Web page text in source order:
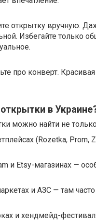
открытку вручную.
Избегайте только
про конверт.
в
можно найти не
(Rozetka, Prom,
и Etsy-магазинах —
и АЗС — там
и хендмейд-